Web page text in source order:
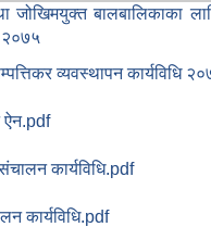
जोखिमयुक्त बालबालिकाका
२०७५
व्यवस्थापन कार्यविधि
ऐन.pdf
कार्यविधि.pdf
कार्यविधि.pdf